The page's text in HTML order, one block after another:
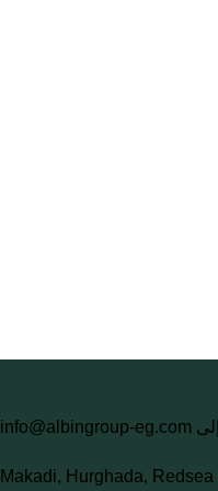
info@albingroup-eg.com
Makadi, Hurghada, Redsea